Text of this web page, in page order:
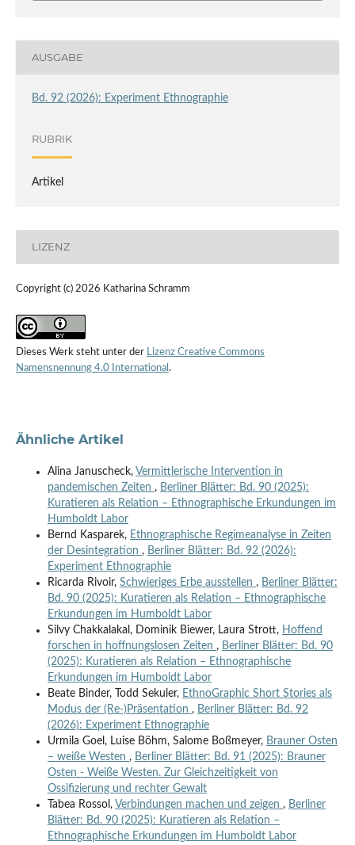
AUSGABE
Bd. 92 (2026): Experiment Ethnographie
RUBRIK
Artikel
LIZENZ
Copyright (c) 2026 Katharina Schramm
Dieses Werk steht unter der Lizenz Creative Commons
Namensnennung 4.0 International .
Ähnliche Artikel
Alina Januscheck, Vermittlerische Intervention in
pandemischen Zeiten , Berliner Blätter: Bd. 90 (2025):
Kuratieren als Relation – Ethnographische Erkundungen im
Humboldt Labor
Bernd Kasparek, Ethnographische Regimeanalyse in Zeiten
der Desintegration , Berliner Blätter: Bd. 92 (2026):
Experiment Ethnographie
Ricarda Rivoir, Schwieriges Erbe ausstellen , Berliner Blätter:
Bd. 90 (2025): Kuratieren als Relation – Ethnographische
Erkundungen im Humboldt Labor
Silvy Chakkalakal, Dominik Biewer, Laura Strott, Hoffend
forschen in hoffnungslosen Zeiten , Berliner Blätter: Bd. 90
(2025): Kuratieren als Relation – Ethnographische
Erkundungen im Humboldt Labor
Beate Binder, Todd Sekuler, EthnoGraphic Short Stories als
Modus der (Re-)Präsentation , Berliner Blätter: Bd. 92
(2026): Experiment Ethnographie
Urmila Goel, Luise Böhm, Salome Boßmeyer, Brauner Osten
– weiße Westen , Berliner Blätter: Bd. 91 (2025): Brauner
Osten - Weiße Westen. Zur Gleichzeitigkeit von
Ossifizierung und rechter Gewalt
Tabea Rossol, Verbindungen machen und zeigen , Berliner
Blätter: Bd. 90 (2025): Kuratieren als Relation –
Ethnographische Erkundungen im Humboldt Labor